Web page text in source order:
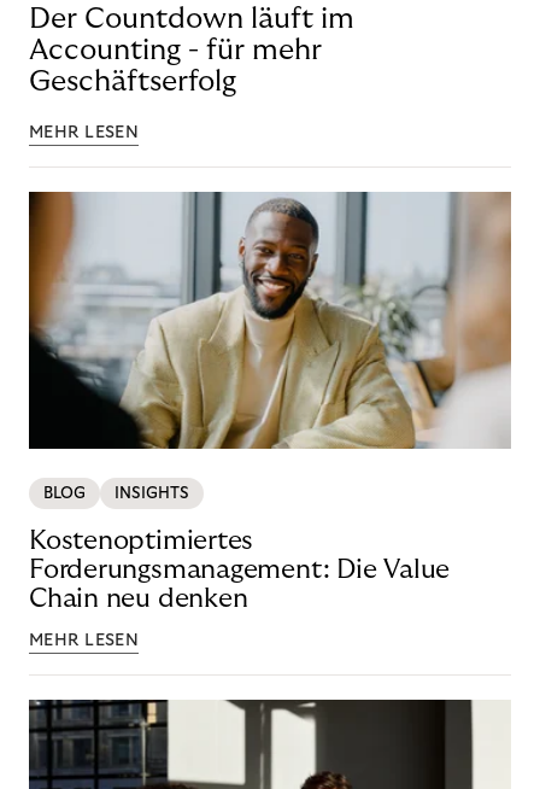
Der Countdown läuft im
Accounting - für mehr
Geschäftserfolg
MEHR LESEN
BLOG INSIGHTS
Kostenoptimiertes
Forderungsmanagement: Die Value
Chain neu denken
MEHR LESEN